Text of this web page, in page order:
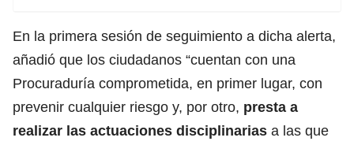
En la primera sesión de seguimiento a dicha alerta,
añadió que los ciudadanos “cuentan con una
Procuraduría comprometida, en primer lugar, con
prevenir cualquier riesgo y, por otro, presta a
realizar las actuaciones disciplinarias a las que